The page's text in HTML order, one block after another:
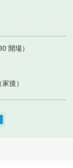
開場）
後）